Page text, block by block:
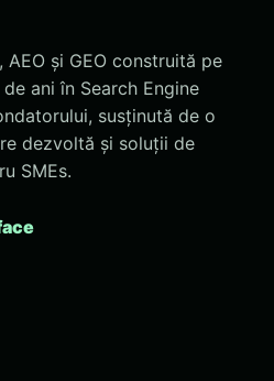
AEO și GEO construită pe
ani în Search Engine
susținută de o
dezvoltă și soluții de
SMEs.